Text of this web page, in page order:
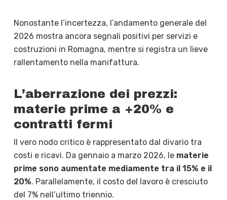
Nonostante l’incertezza, l’andamento generale del
2026 mostra ancora segnali positivi per servizi e
costruzioni in Romagna, mentre si registra un lieve
rallentamento nella manifattura.
L’aberrazione dei prezzi:
materie prime a +20% e
contratti fermi
Il vero nodo critico è rappresentato dal divario tra
costi e ricavi. Da gennaio a marzo 2026, le materie
prime sono aumentate mediamente tra il 15% e il
20%. Parallelamente, il costo del lavoro è cresciuto
del 7% nell’ultimo triennio.